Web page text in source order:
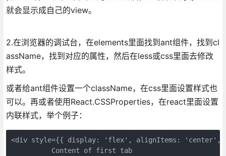
就会显示成自己的view。
2.在浏览器的调试台，在elements里面找到ant组件，找到cl
assName，找到对应的属性，然后在less或css里面去修改
样式。
或者给ant组件设置一个className，在css里面设置样式也
可以。再或者使用React.CSSProperties，在react里面设置
内联样式，举个例子：
<div style={{ display: 'flex', alignItems: 'center',
          Content of first tab